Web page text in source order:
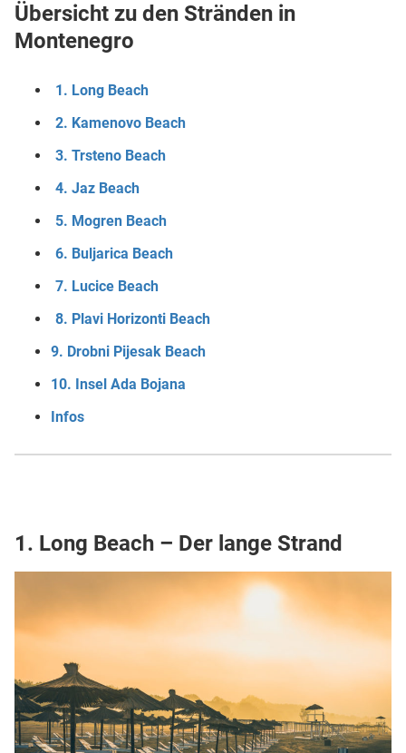
Übersicht zu den Stränden in
Montenegro
1. Long Beach
2. Kamenovo Beach
3. Trsteno Beach
4. Jaz Beach
5. Mogren Beach
6. Buljarica Beach
7. Lucice Beach
8. Plavi Horizonti Beach
9. Drobni Pijesak Beach
10. Insel Ada Bojana
Infos
1. Long Beach – Der lange Strand